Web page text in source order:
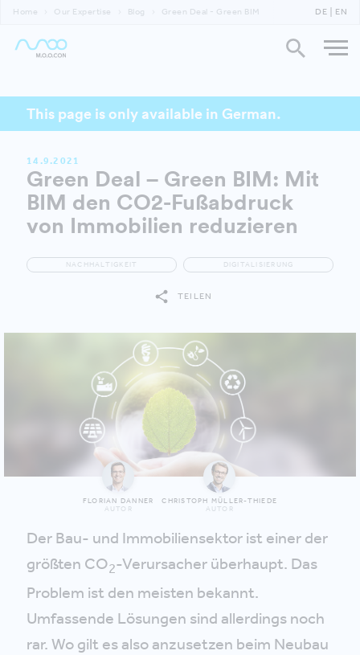
Home Our Expertise Blog Green Deal - Green BIM DE EN
This page is only available in German.
14.9.2021
Green Deal – Green BIM: Mit
BIM den CO2-Fußabdruck
von Immobilien reduzieren
NACHHALTIGKEIT DIGITALISIERUNG
TEILEN
FLORIAN DANNER
AUTOR
CHRISTOPH MÜLLER-THIEDE
AUTOR
Der Bau- und Immobiliensektor ist einer der
größten CO2-Verursacher überhaupt. Das
Problem ist den meisten bekannt.
Umfassende Lösungen sind allerdings noch
rar. Wo gilt es also anzusetzen beim Neubau